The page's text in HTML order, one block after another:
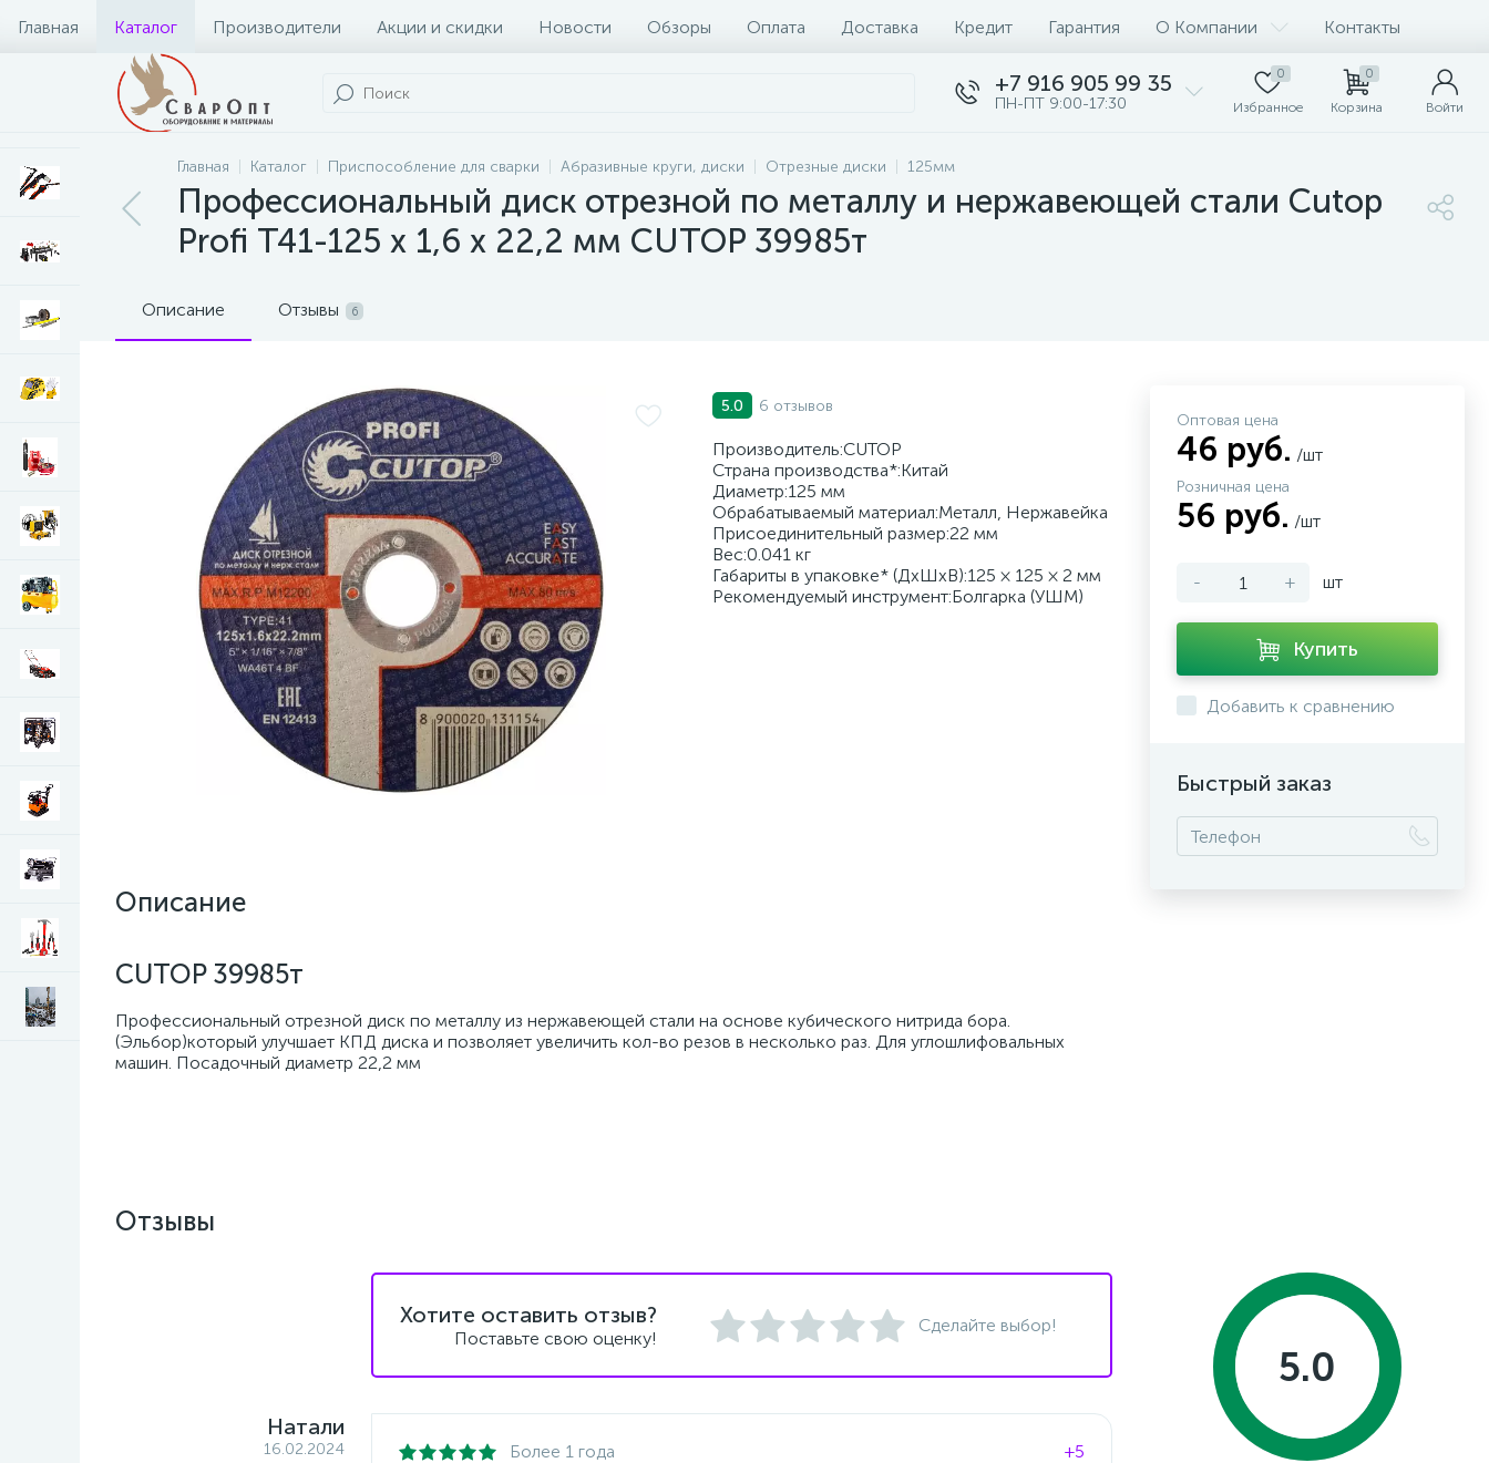
Главная Каталог Производители Акции и скидки Новости Обзоры Оплата Доставка Кредит Гарантия О Компании Контакты
+7 916 905 99 35
ПН-ПТ 9:00-17:30
0
Избранное
0
Корзина Войти
Главная Каталог Приспособление для сварки Абразивные круги, диски Отрезные диски 125мм
Профессиональный диск отрезной по металлу и нержавеющей стали Cutop
Profi Т41-125 х 1,6 х 22,2 мм CUTOP 39985т
Описание Отзывы 6
5.0 6 отзывов
Производитель:CUTOP
Страна производства*:Китай
Диаметр:125 мм
Обрабатываемый материал:Металл, Нержавейка
Присоединительный размер:22 мм
Вес:0.041 кг
Габариты в упаковке* (ДхШхВ):125 × 125 × 2 мм
Рекомендуемый инструмент:Болгарка (УШМ)
Описание
CUTOP 39985т
Профессиональный отрезной диск по металлу из нержавеющей стали на основе кубического нитрида бора.
(Эльбор)который улучшает КПД диска и позволяет увеличить кол-во резов в несколько раз. Для углошлифовальных
машин. Посадочный диаметр 22,2 мм
Оптовая цена
46 руб. /шт
Розничная цена
56 руб. /шт
- + шт
Купить
Добавить к сравнению
Быстрый заказ
Отзывы
Хотите оставить отзыв?
Поставьте свою оценку!
Сделайте выбор!
Натали
16.02.2024 Более 1 года
+5
5.0